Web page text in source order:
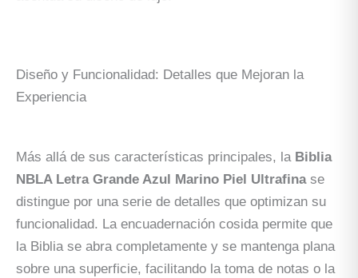
Diseño y Funcionalidad: Detalles que Mejoran la
Experiencia
Más allá de sus características principales, la Biblia
NBLA Letra Grande Azul Marino Piel Ultrafinase
distingue por una serie de detalles que optimizan su
funcionalidad. La encuadernación cosida permite que
la Biblia se abra completamente y se mantenga plana
sobre una superficie, facilitando la toma de notas o la